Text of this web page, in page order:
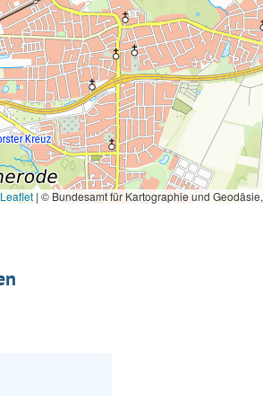
| © Bundesamt für Kartographie und Geodäsie,